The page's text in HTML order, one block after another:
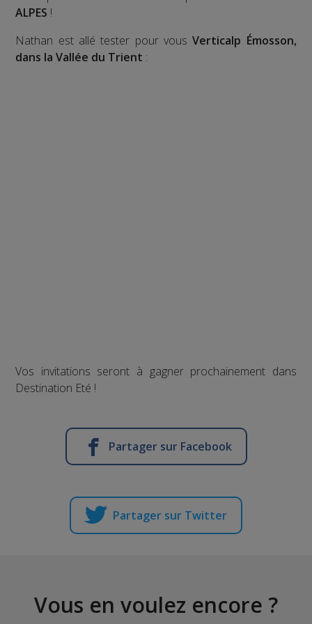
ALPES !
Nathan est allé tester pour vousVerticalp Émosson,
dans la Vallée du Trient :
Vos invitations seront à gagner prochainement dans
Destination Eté !
Partager sur Facebook
Partager sur Twitter
Vous en voulez encore ?